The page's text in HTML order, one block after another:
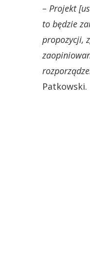
– Projekt
to będzie
propozycji,
Patkowski.